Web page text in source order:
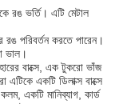
রঙ ভর্তি। এটি মেটাল
পরিবর্তন করতে পারেন।
ভাল।
বাক্সে, এক টুকরো ভাঁজ
একটি ডিলাক্স বাক্সে
একটি মানিব্যাগ, কার্ড